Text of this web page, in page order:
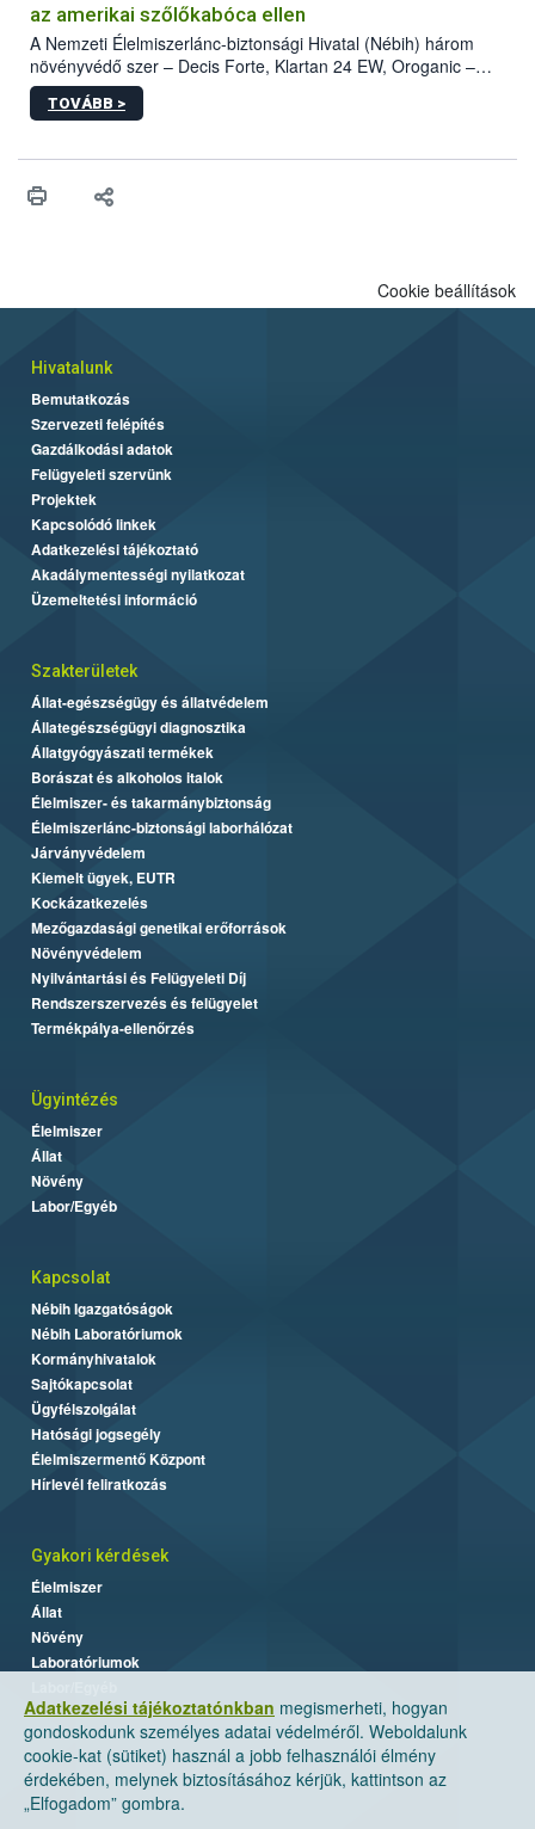
az amerikai szőlőkabóca ellen
A Nemzeti Élelmiszerlánc-biztonsági Hivatal (Nébih) három
növényvédő szer – Decis Forte, Klartan 24 EW, Oroganic –
engedélyokiratát módosította, így azok a szüretet követően,
egészen a vesszőérettség (BBCH 91) stádiumáig
érésű szőlőkben is legyen lehetőség a károsító elleni további
felhasználók számára is elérhető és ökológiai termesztésben is
TOVÁBB >
Adatkezelési tájékoztatónkban megismerheti, hogyan
gondoskodunk személyes adatai védelméről. Weboldalunk
cookie-kat (sütiket) használ a jobb felhasználói élmény
érdekében, melynek biztosításához kérjük, kattintson az
„Elfogadom” gombra.
Cookie beállítások
Hivatalunk
Bemutatkozás
Szervezeti felépítés
Gazdálkodási adatok
Felügyeleti szervünk
Projektek
Kapcsolódó linkek
Adatkezelési tájékoztató
Akadálymentességi nyilatkozat
Üzemeltetési információ
Szakterületek
Állat-egészségügy és állatvédelem
Állategészségügyi diagnosztika
Állatgyógyászati termékek
Borászat és alkoholos italok
Élelmiszer- és takarmánybiztonság
Élelmiszerlánc-biztonsági laborhálózat
Járványvédelem
Kiemelt ügyek, EUTR
Kockázatkezelés
Mezőgazdasági genetikai erőforrások
Növényvédelem
Nyilvántartási és Felügyeleti Díj
Rendszerszervezés és felügyelet
Termékpálya-ellenőrzés
Ügyintézés
Élelmiszer
Állat
Növény
Labor/Egyéb
Kapcsolat
Nébih Igazgatóságok
Nébih Laboratóriumok
Kormányhivatalok
Sajtókapcsolat
Ügyfélszolgálat
Hatósági jogsegély
Élelmiszermentő Központ
Hírlevél feliratkozás
Gyakori kérdések
Élelmiszer
Állat
Növény
Laboratóriumok